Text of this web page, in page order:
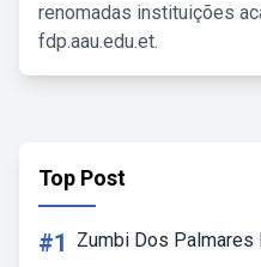
renomadas instituições
fdp.aau.edu.et.
Top Post
#1 Zumbi Dos Palmares